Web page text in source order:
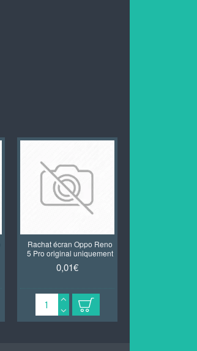
Rachat écran Oppo Reno
5 Pro original uniquement
0,01€